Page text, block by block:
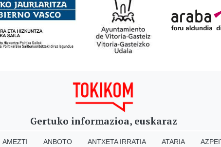
Gertuko informazioa, euskaraz
AMEZTI ANBOTO ANTXETA IRRATIA ATARIA